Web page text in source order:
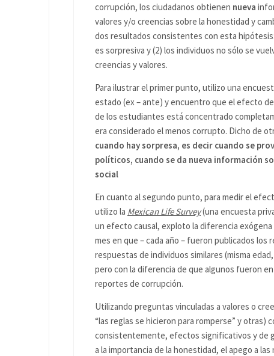
corrupción, los ciudadanos obtienen nueva
valores y/o creencias sobre la honestidad y
dos resultados consistentes con esta
es sorpresiva y (2) los individuos no sólo se
creencias y valores.
Para ilustrar el primer punto, utilizo una
estado (ex – ante) y encuentro que el efecto
de los estudiantes está concentrado
era considerado el menos corrupto. Dicho de
cuando hay sorpresa, es decir cuando se
políticos, cuando se da nueva información
social
En cuanto al segundo punto, para medir el
utilizo la Mexican Life Survey(una encuesta
un efecto causal, exploto la diferencia
mes en que – cada año – fueron publicados los
respuestas de individuos similares (misma
pero con la diferencia de que algunos fueron
reportes de corrupción.
Utilizando preguntas vinculadas a valores o
“las reglas se hicieron para romperse” y otras)
consistentemente, efectos significativos y de
a la importancia de la honestidad, el apego a